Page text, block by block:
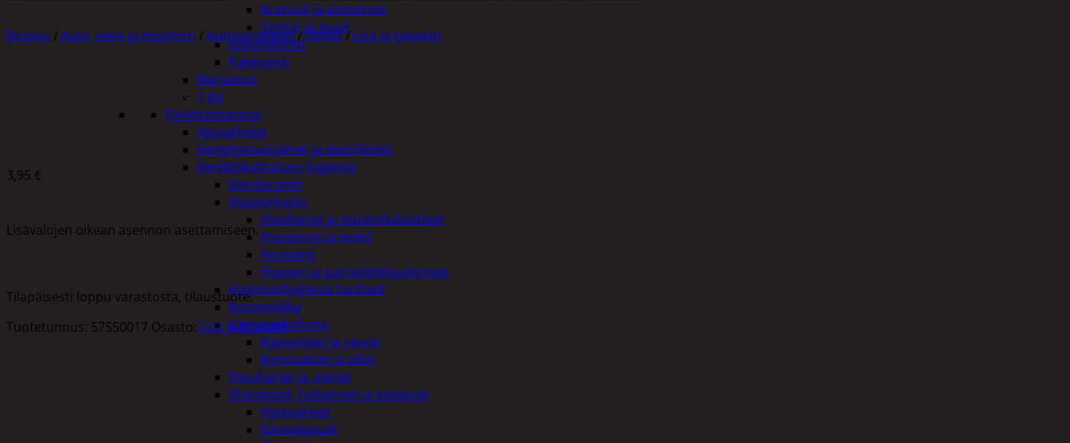
Kranssit ja asetelmat
Tontut ja muut
Joulutekstiilit
Paketointi
Marjastus
Talvi
Päivittäistavarat
Apuvälineet
Hengityssuojaimet ja desinfiointi
Henkilökohtainen hygienia
Deodorantit
Hiustenhoito
Hiusharjat ja muotoilutuotteet
Hiuspinnit ja lenkit
Hiusvärit
Hiusten ja parranleikkuukoneet
Hammashygienia tuotteet
Kosmetiikka
Käsi ja jalkahoito
Käsivoiteet ja rasvat
Kynsisakset ja viilat
Pesuharjat ja -sienet
Shampoot, hoitaineet ja saippuat
Hoitoaineet
Käsisaippuat
Etusivu / Auto, vene ja moottori / Autotarvikkeet/Sähkö/ Lisä ja työvalot
SÄÄTÖTUKI PYÖREÄ MUSTA
3,95 €
Lisävalojen oikean asennon asettamiseen.
Tilapäisesti loppu varastosta, tilaustuote.
Tuotetunnus: 57550017 Osasto: Lisä ja työvalot